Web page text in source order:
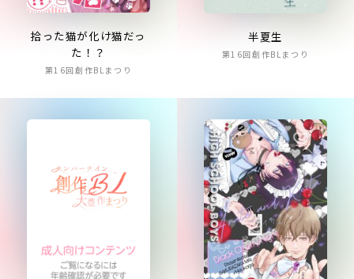
拾った猫が化け猫だっ
た！？
第16回創作BLまつり
半夏生
第16回創作BLまつり